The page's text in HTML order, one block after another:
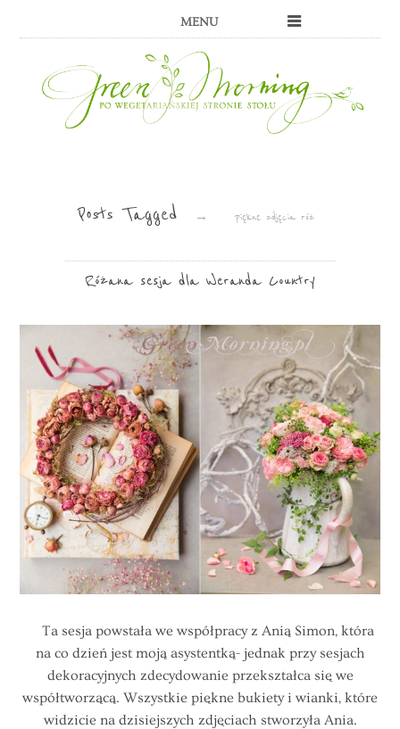
MENU
Posts Tagged → piękne zdjęcia róż
Różana sesja dla Weranda Country
Ta sesja powstała we współpracy z Anią Simon, która
na co dzień jest moją asystentką- jednak przy sesjach
dekoracyjnych zdecydowanie przekształca się we
współtworzącą. Wszystkie piękne bukiety i wianki, które
widzicie na dzisiejszych zdjęciach stworzyła Ania.